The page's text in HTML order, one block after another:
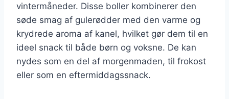
vintermåneder. Disse boller kombinerer den
søde smag af gulerødder med den varme og
krydrede aroma af kanel, hvilket gør dem til en
ideel snack til både børn og voksne. De kan
nydes som en del af morgenmaden, til frokost
eller som en eftermiddagssnack.